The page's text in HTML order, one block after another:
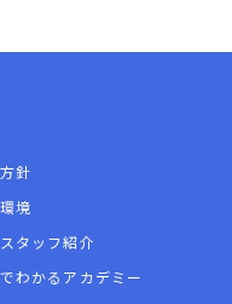
針
境
タッフ紹介
わかるアカデミー